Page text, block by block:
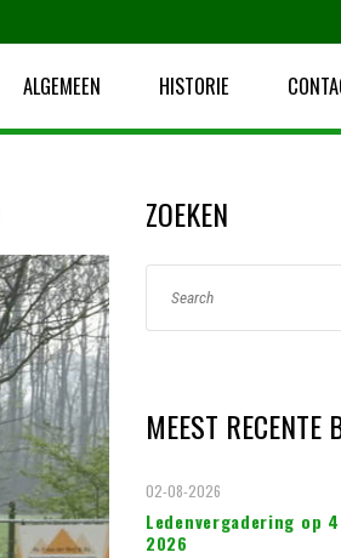
ALGEMEEN HISTORIE
ZOEKEN
MEEST RECENTE
Ledenvergadering op
2026
02-08-2026